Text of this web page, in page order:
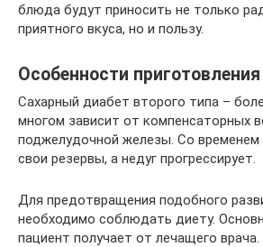
блюда будут приносить не только
приятного вкуса, но и пользу.
Особенности приготовления
Сахарный диабет второго типа –
многом зависит от компенсаторных
поджелудочной железы. Со
свои резервы, а недуг прогрессирует.
Для предотвращения подобного
необходимо соблюдать диету.
пациент получает от лечащего